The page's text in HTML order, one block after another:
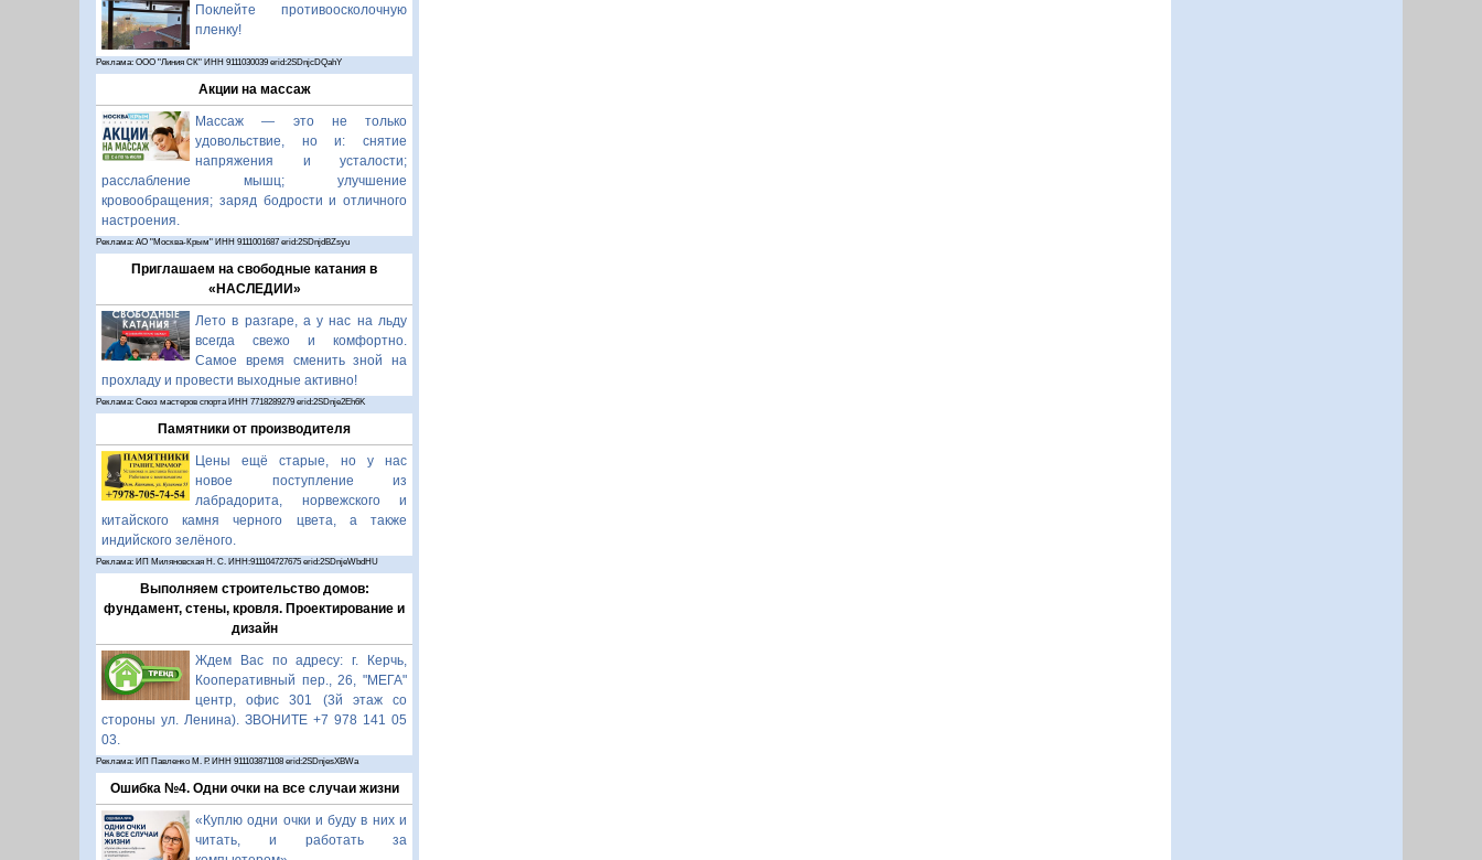
Поклейте противоосколочную
пленку!
Реклама: ООО "Линия СК" ИНН 9111030039 erid:2SDnjcDQahY
Акции на массаж
Массаж — это не только
удовольствие, но и: снятие
напряжения и усталости;
расслабление мышц; улучшение
кровообращения; заряд бодрости и отличного
настроения.
Реклама: АО "Москва-Крым" ИНН 9111001687 erid:2SDnjdBZsyu
Приглашаем на свободные катания в
«НАСЛЕДИИ»
Лето в разгаре, а у нас на льду
всегда свежо и комфортно.
Самое время сменить зной на
прохладу и провести выходные активно!
Реклама: Союз мастеров спорта ИНН 7718289279 erid:2SDnje2Eh6K
Памятники от производителя
Цены ещё старые, но у нас
новое поступление из
лабрадорита, норвежского и
китайского камня черного цвета, а также
индийского зелёного.
Реклама: ИП Миляновская Н. С. ИНН:911104727675 erid:2SDnjeWbdHU
Выполняем строительство домов:
фундамент, стены, кровля. Проектирование и
дизайн
Ждем Вас по адресу: г. Керчь,
Кооперативный пер., 26, "МЕГА"
центр, офис 301 (3й этаж со
стороны ул. Ленина). ЗВОНИТЕ +7 978 141 05
03.
Реклама: ИП Павленко М. Р. ИНН 911103871108 erid:2SDnjesXBWa
Ошибка №4. Одни очки на все случаи жизни
«Куплю одни очки и буду в них и
читать, и работать за